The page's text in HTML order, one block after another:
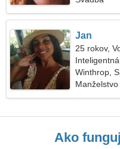
Jan
25 rokov,
Winthrop,
Manželstvo
Ako